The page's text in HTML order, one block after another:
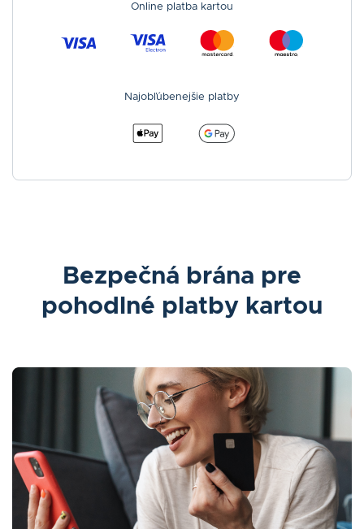
Online platba kartou
Najobľúbenejšie platby
Bezpečná brána pre
pohodlné platby kartou